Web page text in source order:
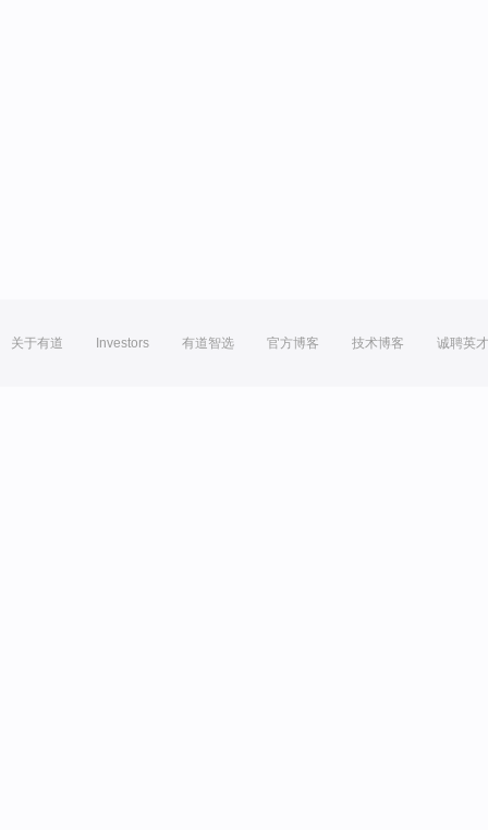
关于有道 Investors 有道智选 官方博客 技术博客 诚聘英才